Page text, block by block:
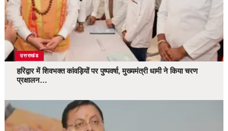
उत्तराखंड
हरिद्वार में शिवभक्त कांवड़ियों पर पुष्पवर्षा, मुख्यमंत्री धामी ने किया चरण
प्रक्षालन…